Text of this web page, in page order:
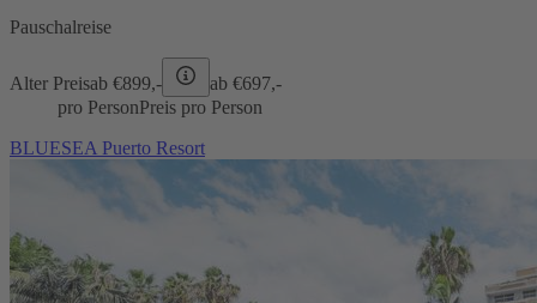
Pauschalreise
Alter Preisab €899,- ab €697,-
pro PersonPreis pro Person
BLUESEA Puerto Resort